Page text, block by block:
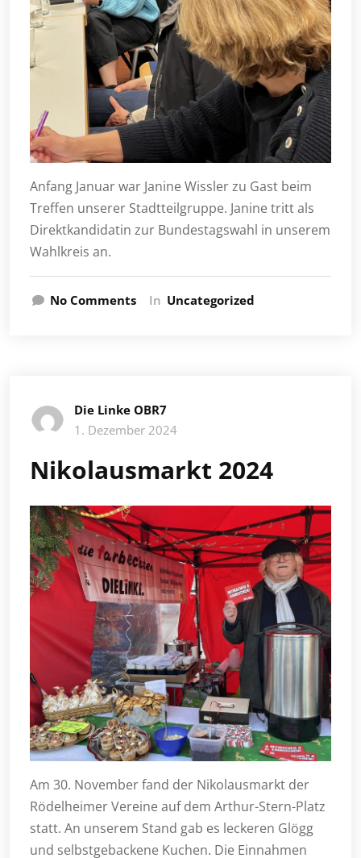
Anfang Januar war Janine Wissler zu Gast beim
Treffen unserer Stadtteilgruppe. Janine tritt als
Direktkandidatin zur Bundestagswahl in unserem
Wahlkreis an.
No Comments In Uncategorized
Die Linke OBR7
1. Dezember 2024
Nikolausmarkt 2024
Am 30. November fand der Nikolausmarkt der
Rödelheimer Vereine auf dem Arthur-Stern-Platz
statt. An unserem Stand gab es leckeren Glögg
und selbstgebackene Kuchen. Die Einnahmen